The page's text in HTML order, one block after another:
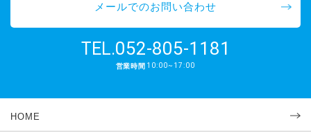
メールでのお問い合わせ
TEL.052-805-1181
営業時間 10:00~17:00
HOME